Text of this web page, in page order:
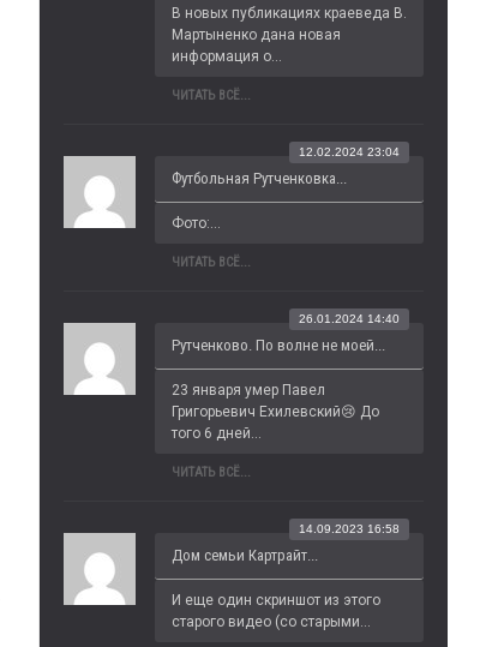
В новых публикациях краеведа В.
Мартыненко дана новая
информация о...
ЧИТАТЬ ВСЁ...
Футбольная Рутченковка...
12.02.2024 23:04
Фото:...
ЧИТАТЬ ВСЁ...
Рутченково. По волне не моей...
26.01.2024 14:40
23 января умер Павел
Григорьевич Ехилевский😢 До
того 6 дней...
ЧИТАТЬ ВСЁ...
Дом семьи Картрайт...
14.09.2023 16:58
И еще один скриншот из этого
старого видео (со старыми...